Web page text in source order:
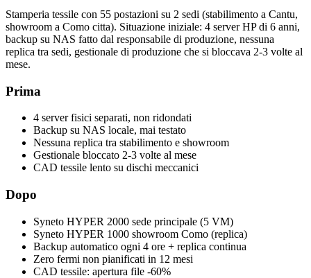
Stamperia tessile con 55 postazioni su 2 sedi (stabilimento a Cantu,
showroom a Como citta). Situazione iniziale: 4 server HP di 6 anni,
backup su NAS fatto dal responsabile di produzione, nessuna
replica tra sedi, gestionale di produzione che si bloccava 2-3 volte al
mese.
Prima
4 server fisici separati, non ridondati
Backup su NAS locale, mai testato
Nessuna replica tra stabilimento e showroom
Gestionale bloccato 2-3 volte al mese
CAD tessile lento su dischi meccanici
Dopo
Syneto HYPER 2000 sede principale (5 VM)
Syneto HYPER 1000 showroom Como (replica)
Backup automatico ogni 4 ore + replica continua
Zero fermi non pianificati in 12 mesi
CAD tessile: apertura file -60%